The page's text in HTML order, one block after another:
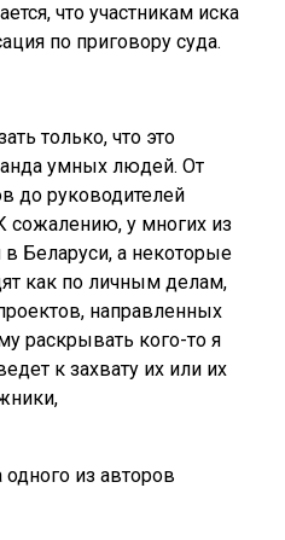
что участникам иска
по приговору суда.
только, что это
умных людей. От
до руководителей
у многих из
в Беларуси, а некоторые
как по личным делам,
направленных
раскрывать кого-то я
к захвату их или их
из авторов